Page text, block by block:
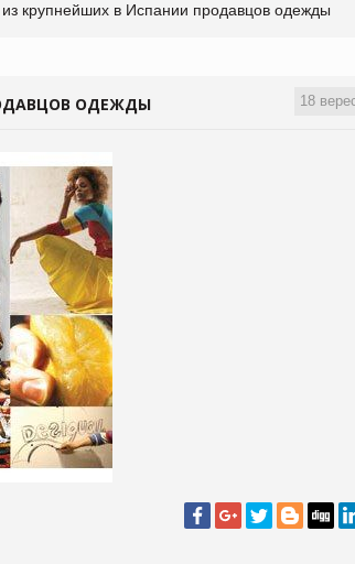
крупнейших в Испании продавцов одежды
18
ОДЕЖДЫ